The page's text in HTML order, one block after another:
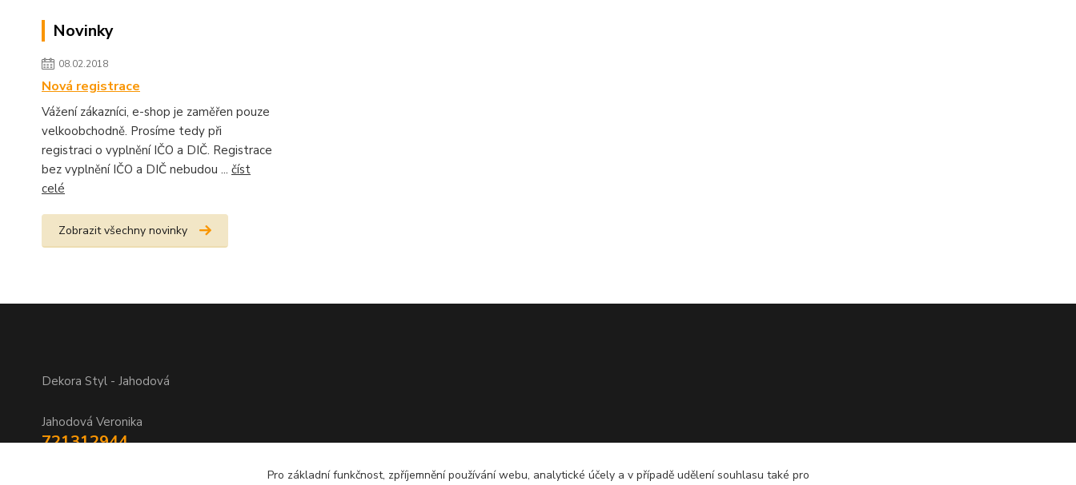
Novinky
08.02.2018
Nová registrace
Vážení zákazníci, e-shop je zaměřen pouze
velkoobchodně. Prosíme tedy při
registraci o vyplnění IČO a DIČ. Registrace
bez vyplnění IČO a DIČ nebudou ... číst
celé
Zobrazit všechny novinky
Dekora Styl - Jahodová
Jahodová Veronika
721312944
Pro základní funkčnost, zpříjemnění používání webu, analytické účely a v případě udělení souhlasu také pro